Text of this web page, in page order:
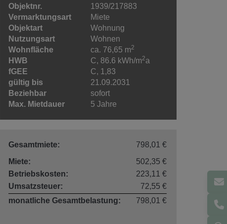
Objektnr.
1939/217883
Vermarktungsart
Miete
Objektart
Wohnung
Nutzungsart
Wohnen
Wohnfläche
ca. 76,65 m2
HWB C, 86.6 kWh/m2a
fGEE
C, 1,83
gültig bis
21.09.2031
Beziehbar
sofort
Max. Mietdauer
5 Jahre
Gesamtmiete:
798,01 €
Miete:
502,35 €
Betriebskosten:
223,11 €
Umsatzsteuer:
72,55 €
monatliche Gesamtbelastung:
798,01 €